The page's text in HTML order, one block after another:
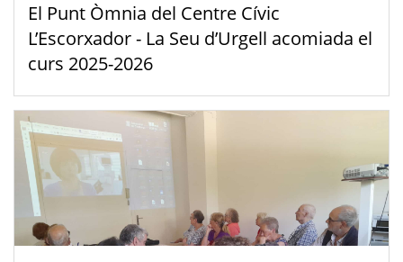
El Punt Òmnia del Centre Cívic
L’Escorxador - La Seu d’Urgell acomiada el
curs 2025-2026